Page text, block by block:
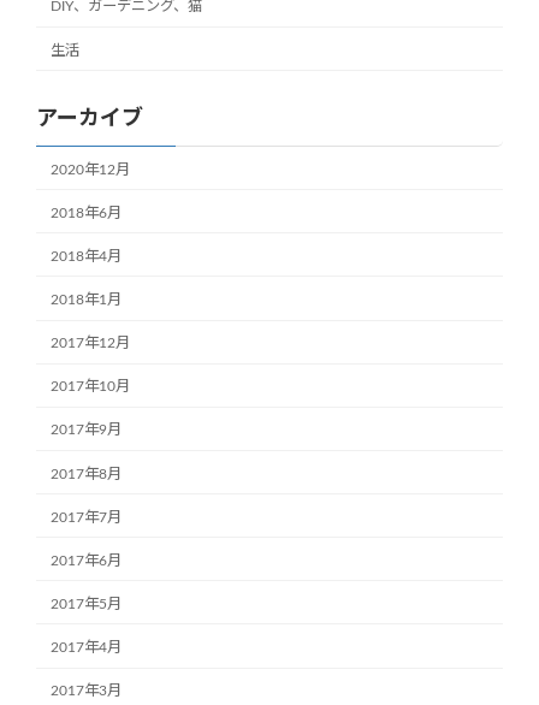
DIY、ガーデニング、猫
生活
アーカイブ
2020年12月
2018年6月
2018年4月
2018年1月
2017年12月
2017年10月
2017年9月
2017年8月
2017年7月
2017年6月
2017年5月
2017年4月
2017年3月